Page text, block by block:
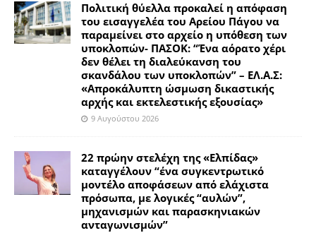
Πολιτική θύελλα προκαλεί η απόφαση
του εισαγγελέα του Αρείου Πάγου να
παραμείνει στο αρχείο η υπόθεση των
υποκλοπών- ΠΑΣΟΚ: “Ένα αόρατο χέρι
δεν θέλει τη διαλεύκανση του
σκανδάλου των υποκλοπών” – ΕΛ.Α.Σ:
«Απροκάλυπτη ώσμωση δικαστικής
αρχής και εκτελεστικής εξουσίας»
9 Αυγούστου 2026
22 πρώην στελέχη της «Ελπίδας»
καταγγέλουν “ένα συγκεντρωτικό
μοντέλο αποφάσεων από ελάχιστα
πρόσωπα, με λογικές “αυλών”,
μηχανισμών και παρασκηνιακών
ανταγωνισμών”